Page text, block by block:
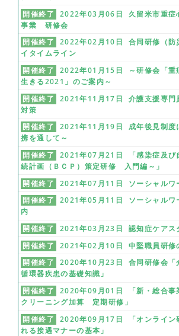
開催終了
2022年03月06日 久留米市重症
事業 研修会
開催終了
2022年02月10日 合同研修（防
イタイムライン
開催終了
2022年01月15日 ～研修会「重
生きる2021」のご案内～
開催終了
2021年11月17日 介護支援専門
対策
開催終了
2021年11月19日 成年後見制度
携を通して～
開催終了
2021年07月21日 「感染症及び
続計画（ＢＣＰ）策定研修 入門編～」
開催終了
2021年07月11日 ソーシャルワ
開催終了
2021年05月11日 ソーシャル
内
開催終了
2021年03月23日 認知症ケアス
開催終了
2021年02月10日 中堅職員研修
開催終了
2020年10月23日 合同研修会「
循環器疾患の基礎知識」
開催終了
2020年09月01日 「新・総合
クリーニング加算 定期研修」
開催終了
2020年09月17日 「オンライ
れる接遇マナーの基本」